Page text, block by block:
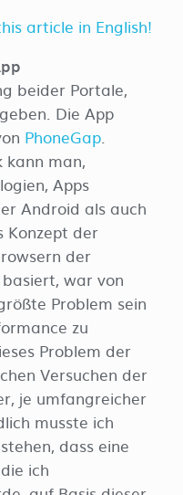
article in English!
beider Portale,
Die App
PhoneGap.
kann man,
Apps
Android als auch
Konzept der
der
war von
Problem sein
zu
Problem der
Versuchen der
je umfangreicher
musste ich
dass eine
ich